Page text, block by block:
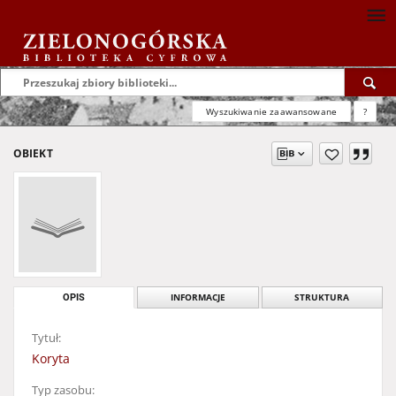
Wyszukiwanie zaawansowane ?
OBIEKT
OPIS INFORMACJE STRUKTURA
Tytuł:
Koryta
Typ zasobu: